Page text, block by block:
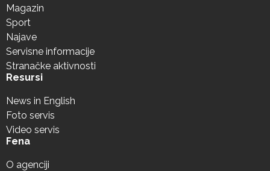
Magazin
Sport
Najave
Servisne informacije
Stranačke aktivnosti
Resursi
News in English
Foto servis
Video servis
Fena
O agenciji